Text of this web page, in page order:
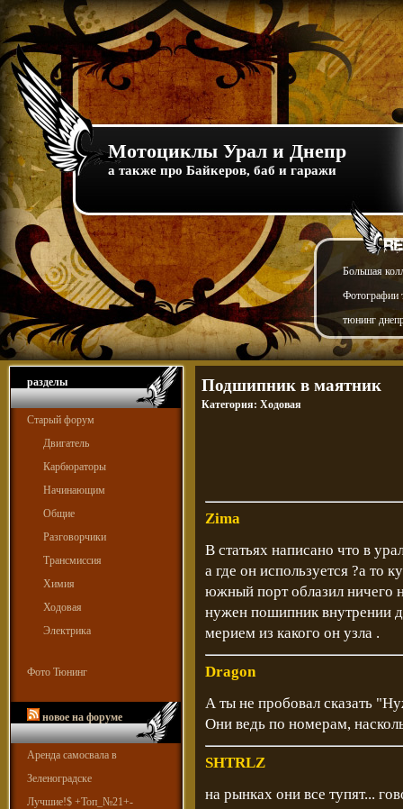
Мотоциклы Урал и Днепр
а также про Байкеров, баб и гаражи
Большая
Фотографии
тюнинг
разделы
Старый форум
Двигатель
Карбюраторы
Начинающим
Общие
Разговорчики
Трансмиссия
Химия
Ходовая
Электрика
Фото Тюнинг
новое на форуме
Аренда самосвала в
Зеленоградске
Лучшие!$ +Топ_№21+-
Подшипник в маятник
Категория: Ходовая
Zima
В статьях написано что в
а где он используется ?а то
южный порт облазил ничего
нужен пошипник внутрении
мерием из какого он узла .
Dragon
А ты не пробовал сказать
Они ведь по номерам,
SHTRLZ
на рынках они все тупят...